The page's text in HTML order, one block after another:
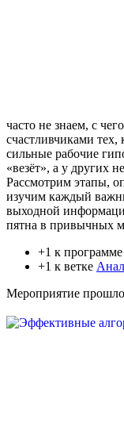
часто не знаем, с
счастливчиками тех,
сильные рабочие
«везёт», а у других
Рассмотрим этапы,
изучим каждый
выходной
пятна в привычных
+1 к программе
+1 к ветке
Мероприятие прошло